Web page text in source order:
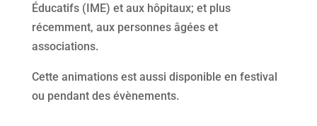
Éducatifs (IME) et aux hôpitaux; et plus
récemment, aux personnes âgées et
associations.
Cette animations est aussi disponible en festival
ou pendant des évènements.